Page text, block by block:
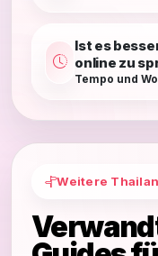
Ist es
online zu
Tempo und
Weitere